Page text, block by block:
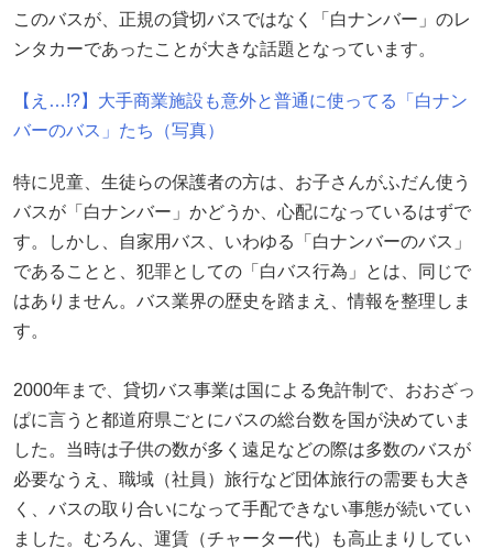
このバスが、正規の貸切バスではなく「白ナンバー」のレ
ンタカーであったことが大きな話題となっています。
【え…!?】大手商業施設も意外と普通に使ってる「白ナン
バーのバス」たち（写真）
特に児童、生徒らの保護者の方は、お子さんがふだん使う
バスが「白ナンバー」かどうか、心配になっているはずで
す。しかし、自家用バス、いわゆる「白ナンバーのバス」
であることと、犯罪としての「白バス行為」とは、同じで
はありません。バス業界の歴史を踏まえ、情報を整理しま
す。
2000年まで、貸切バス事業は国による免許制で、おおざっ
ぱに言うと都道府県ごとにバスの総台数を国が決めていま
した。当時は子供の数が多く遠足などの際は多数のバスが
必要なうえ、職域（社員）旅行など団体旅行の需要も大き
く、バスの取り合いになって手配できない事態が続いてい
ました。むろん、運賃（チャーター代）も高止まりしてい